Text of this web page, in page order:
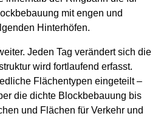
mit engen und
Hinterhöfen.
Jeden Tag verändert sich die
wird fortlaufend erfasst.
Flächentypen eingeteilt –
die dichte Blockbebauung bis
und Flächen für Verkehr und